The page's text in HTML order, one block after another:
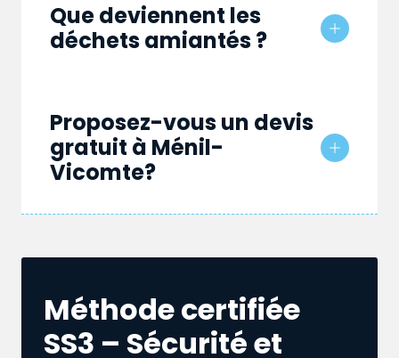
Que deviennent les
déchets amiantés ?
Proposez-vous un devis
gratuit à Ménil-
Vicomte?
Méthode certifiée
SS3 – Sécurité et